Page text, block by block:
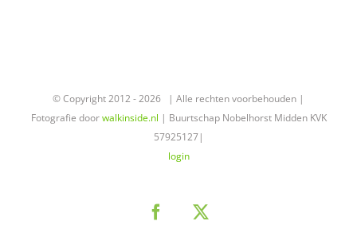
© Copyright 2012 -2026 | Alle rechten voorbehouden |
Fotografie doorwalkinside.nl | Buurtschap Nobelhorst Midden KVK
57925127|
login
Facebook
X